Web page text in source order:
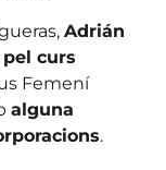
Adrián
curs
Femení
alguna
.